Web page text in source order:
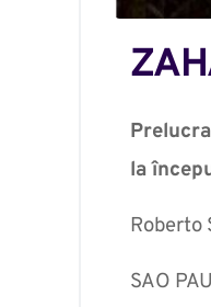
la
Roberto
SAO